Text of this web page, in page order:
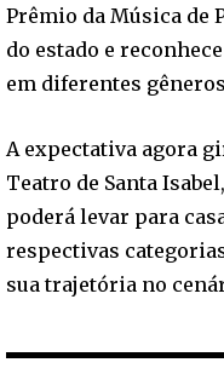
Prêmio da Música de
do estado e
em diferentes
A expectativa agora
Teatro de Santa
poderá levar para
respectivas
sua trajetória no